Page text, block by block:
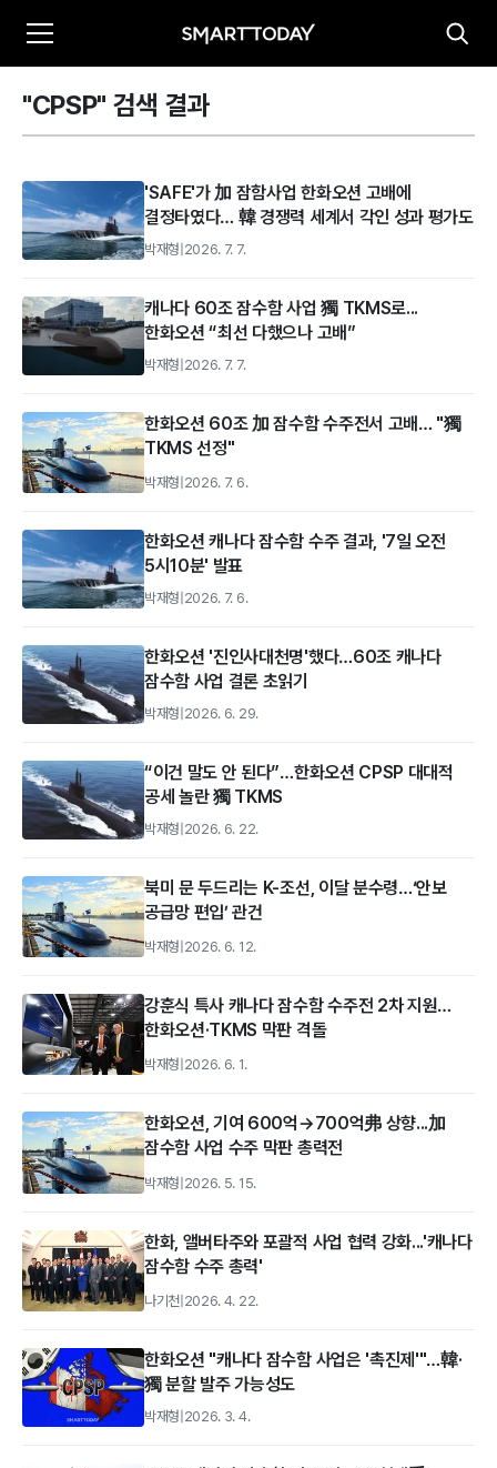
"CPSP" 검색 결과
'SAFE'가 加 잠함사업 한화오션 고배에
결정타였다… 韓 경쟁력 세계서 각인 성과 평가도
박재형 2026. 7. 7.
캐나다 60조 잠수함 사업 獨 TKMS로...
한화오션 “최선 다했으나 고배”
박재형 2026. 7. 7.
한화오션 60조 加 잠수함 수주전서 고배… "獨
TKMS 선정"
박재형 2026. 7. 6.
한화오션 캐나다 잠수함 수주 결과, '7일 오전
5시10분' 발표
박재형 2026. 7. 6.
한화오션 '진인사대천명'했다…60조 캐나다
잠수함 사업 결론 초읽기
박재형 2026. 6. 29.
“이건 말도 안 된다”…한화오션 CPSP 대대적
공세 놀란 獨 TKMS
박재형 2026. 6. 22.
북미 문 두드리는 K-조선, 이달 분수령…‘안보
공급망 편입’ 관건
박재형 2026. 6. 12.
강훈식 특사 캐나다 잠수함 수주전 2차 지원…
한화오션·TKMS 막판 격돌
박재형 2026. 6. 1.
한화오션, 기여 600억→700억弗 상향...加
잠수함 사업 수주 막판 총력전
박재형|2026. 5. 15.
한화, 앨버타주와 포괄적 사업 협력 강화...'캐나다
잠수함 수주 총력'
나기천|2026. 4. 22.
한화오션 "캐나다 잠수함 사업은 '촉진제'"…韓·
獨 분할 발주 가능성도
박재형|2026. 3. 4.